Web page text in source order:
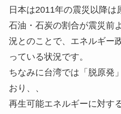
日本は2011年の震災以降は
石油・石炭の割合が震災前
況とのことで、エネルギー
っている状況です。
ちなみに台湾では「脱原発
おり、、
再生可能エネルギーに対す